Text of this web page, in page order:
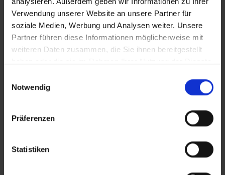
Verwendung unserer Website an unsere Partner für
soziale Medien, Werbung und Analysen weiter. Unsere
Partner führen diese Informationen möglicherweise mit
weiteren Daten zusammen, die Sie ihnen bereitgestellt
Notwendig
Präferenzen
Statistiken
Belvedere Village
Italien – Castelnuovo del Garda